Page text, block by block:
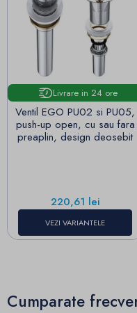
Livrare in 24 ore
Ventil EGO PU02 si PU05,
push-up open, cu sau fara
preaplin, design deosebit
Pret
220,61 lei
VEZI VARIANTELE
Cumparate